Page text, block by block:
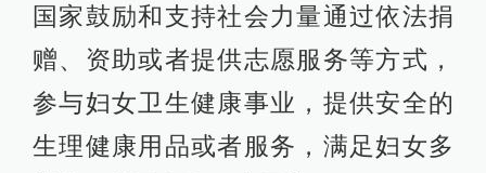
国家鼓励和支持社会力量通过依法捐
赠、资助或者提供志愿服务等方式，
参与妇女卫生健康事业，提供安全的
生理健康用品或者服务，满足妇女多